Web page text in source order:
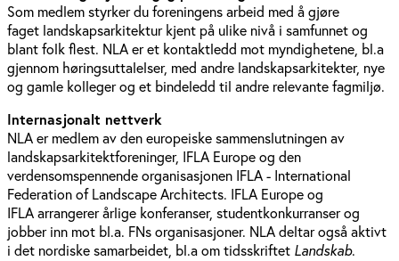
Som medlem styrker du foreningens arbeid med å gjøre
faget landskapsarkitektur kjent på ulike nivå i samfunnet og
blant folk flest. NLA er et kontaktledd mot myndighetene, bl.a
gjennom høringsuttalelser, med andre landskapsarkitekter, nye
og gamle kolleger og et bindeledd til andre relevante fagmiljø.
Internasjonalt nettverk
NLA er medlem av den europeiske sammenslutningen av
landskapsarkitektforeninger, IFLA Europe og den
verdensomspennende organisasjonen IFLA - International
Federation of Landscape Architects. IFLA Europe og
IFLA arrangerer årlige konferanser, studentkonkurranser og
jobber inn mot bl.a. FNs organisasjoner. NLA deltar også aktivt
i det nordiske samarbeidet, bl.a om tidsskriftet Landskab.